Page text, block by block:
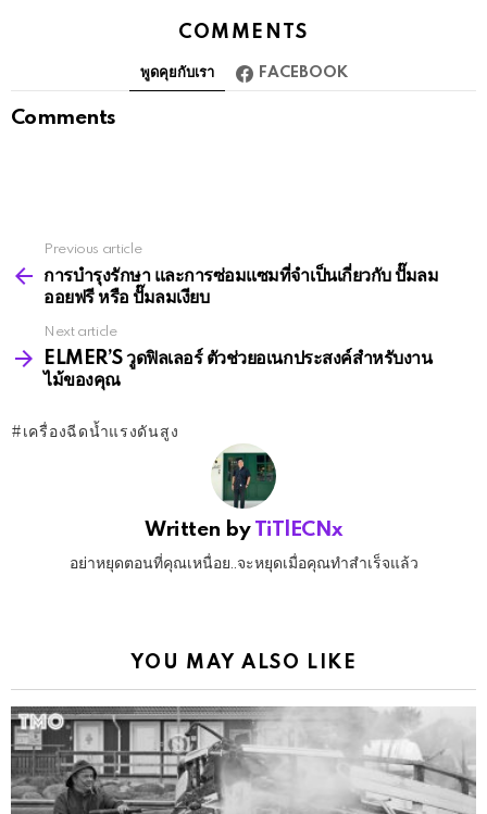
COMMENTS
พูดคุยกับเรา FACEBOOK
Comments
more
Previous article
การบำรุงรักษา และการซ่อมแซมที่จำเป็นเกี่ยวกับ ปั๊มลม
ออยฟรี หรือ ปั๊มลมเงียบ
Next article
ELMER’S วูดฟิลเลอร์ ตัวช่วยอเนกประสงค์สำหรับงาน
ไม้ของคุณ
เครื่องฉีดน้ำแรงดันสูง
Written by TiTlECNx
อย่าหยุดตอนที่คุณเหนื่อย..จะหยุดเมื่อคุณทำสำเร็จแล้ว
YOU MAY ALSO LIKE